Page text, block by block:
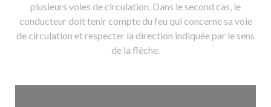
plusieurs voies de circulation. Dans le second cas, le
conducteur doit tenir compte du feu qui concerne sa voie
de circulation et respecter la direction indiquée par le sens
de la flèche.